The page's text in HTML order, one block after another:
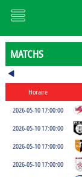
MATCHS
Horaire
2026-05-10 17:00:00
2026-05-10 17:00:00
2026-05-10 17:00:00
2026-05-10 17:00:00